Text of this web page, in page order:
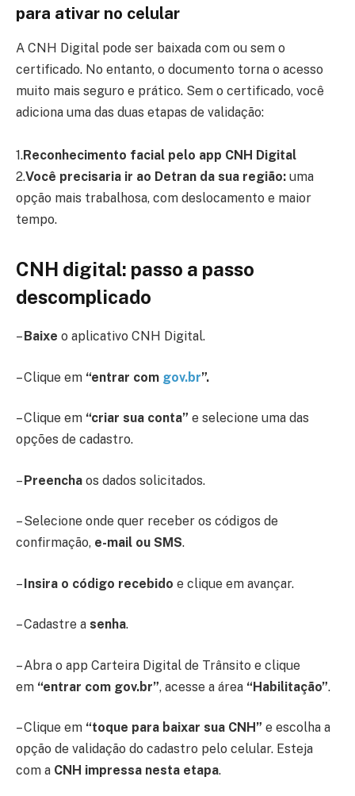
para ativar no celular
A CNH Digital pode ser baixada com ou sem o
certificado. No entanto, o documento torna o acesso
muito mais seguro e prático. Sem o certificado, você
adiciona uma das duas etapas de validação:
1.Reconhecimento facial pelo app CNH Digital
2.Você precisaria ir ao Detran da sua região: uma
opção mais trabalhosa, com deslocamento e maior
tempo.
CNH digital: passo a passo
descomplicado
–Baixe o aplicativo CNH Digital.
– Clique em “entrar com gov.br”.
– Clique em “criar sua conta” e selecione uma das
opções de cadastro.
–Preencha os dados solicitados.
– Selecione onde quer receber os códigos de
confirmação, e-mail ou SMS.
–Insira o código recebido e clique em avançar.
– Cadastre a senha.
– Abra o app Carteira Digital de Trânsito e clique
em “entrar com gov.br”, acesse a área “Habilitação”.
– Clique em “toque para baixar sua CNH” e escolha a
opção de validação do cadastro pelo celular. Esteja
com a CNH impressa nesta etapa.